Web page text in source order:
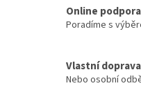
Online podpora
Poradíme s
Vlastní
Nebo osobní